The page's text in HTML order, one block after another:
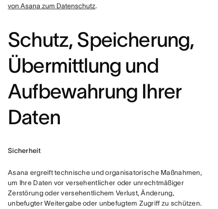
von Asana zum Datenschutz.
Schutz, Speicherung,
Übermittlung und
Aufbewahrung Ihrer
Daten
Sicherheit
Asana ergreift technische und organisatorische Maßnahmen,
um Ihre Daten vor versehentlicher oder unrechtmäßiger
Zerstörung oder versehentlichem Verlust, Änderung,
unbefugter Weitergabe oder unbefugtem Zugriff zu schützen.